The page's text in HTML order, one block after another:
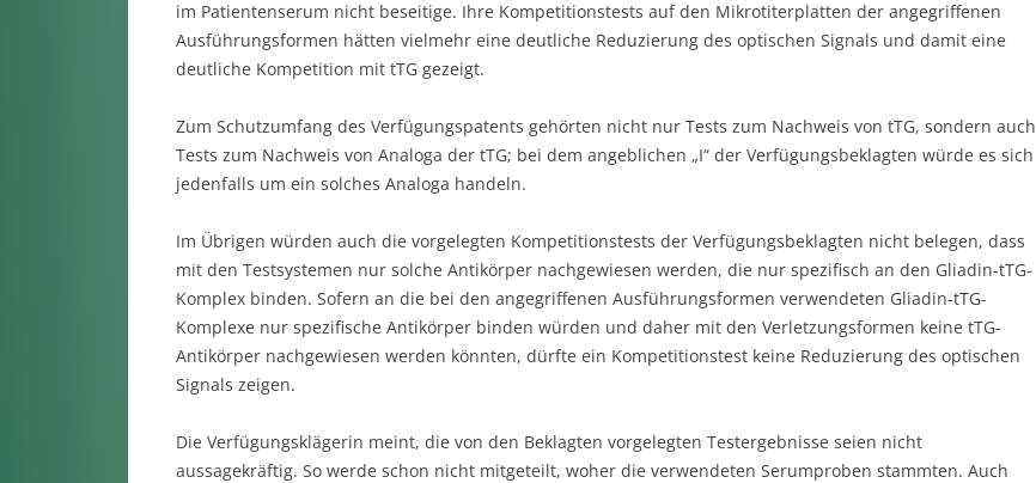
im Patientenserum nicht beseitige. Ihre Kompetitionstests auf den Mikrotiterplatten der angegriffenen
Ausführungsformen hätten vielmehr eine deutliche Reduzierung des optischen Signals und damit eine
deutliche Kompetition mit tTG gezeigt.
Zum Schutzumfang des Verfügungspatents gehörten nicht nur Tests zum Nachweis von tTG, sondern auch
Tests zum Nachweis von Analoga der tTG; bei dem angeblichen „I“ der Verfügungsbeklagten würde es sich
jedenfalls um ein solches Analoga handeln.
Im Übrigen würden auch die vorgelegten Kompetitionstests der Verfügungsbeklagten nicht belegen, dass
mit den Testsystemen nur solche Antikörper nachgewiesen werden, die nur spezifisch an den Gliadin-tTG-
Komplex binden. Sofern an die bei den angegriffenen Ausführungsformen verwendeten Gliadin-tTG-
Komplexe nur spezifische Antikörper binden würden und daher mit den Verletzungsformen keine tTG-
Antikörper nachgewiesen werden könnten, dürfte ein Kompetitionstest keine Reduzierung des optischen
Signals zeigen.
Die Verfügungsklägerin meint, die von den Beklagten vorgelegten Testergebnisse seien nicht
aussagekräftig. So werde schon nicht mitgeteilt, woher die verwendeten Serumproben stammten. Auch